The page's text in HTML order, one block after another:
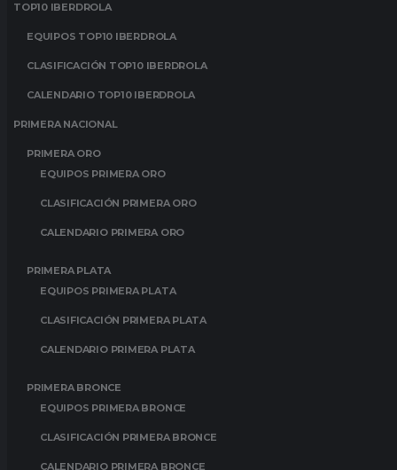
TOP10 IBERDROLA
EQUIPOS TOP10 IBERDROLA
CLASIFICACIÓN TOP10 IBERDROLA
CALENDARIO TOP10 IBERDROLA
PRIMERA NACIONAL
PRIMERA ORO
EQUIPOS PRIMERA ORO
CLASIFICACIÓN PRIMERA ORO
CALENDARIO PRIMERA ORO
PRIMERA PLATA
EQUIPOS PRIMERA PLATA
CLASIFICACIÓN PRIMERA PLATA
CALENDARIO PRIMERA PLATA
PRIMERA BRONCE
EQUIPOS PRIMERA BRONCE
CLASIFICACIÓN PRIMERA BRONCE
CALENDARIO PRIMERA BRONCE